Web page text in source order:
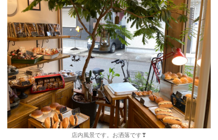
店内風景です。お洒落です❣